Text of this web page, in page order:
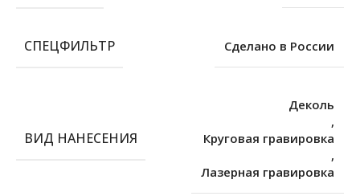
СПЕЦФИЛЬТР Сделано в России
ВИД НАНЕСЕНИЯ
Деколь
,
Круговая гравировка
,
Лазерная гравировка